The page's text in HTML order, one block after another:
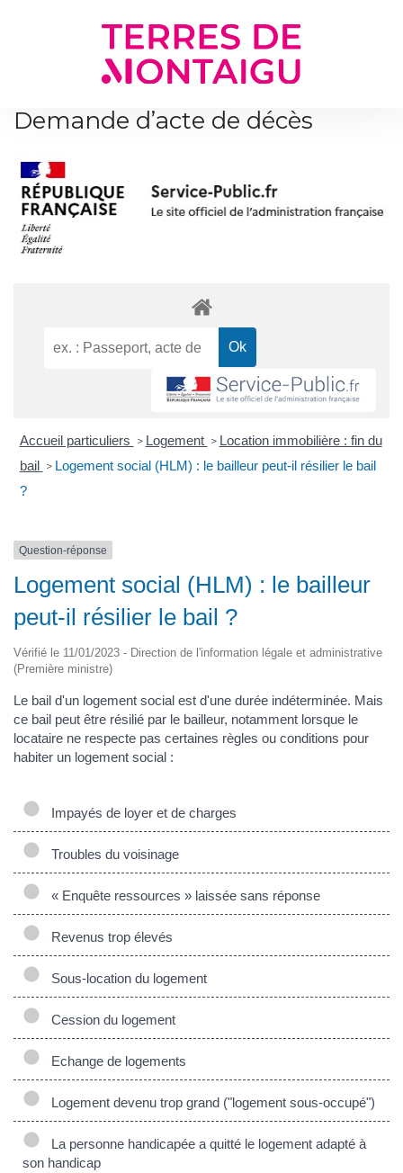
Demande d’acte de décès
Accueil particuliers > Logement > Location immobilière : fin du
bail > Logement social (HLM) : le bailleur peut-il résilier le bail
?
Question-réponse
Logement social (HLM) : le bailleur
peut-il résilier le bail ?
Vérifié le 11/01/2023 - Direction de l'information légale et administrative
(Première ministre)
Le bail d'un logement social est d'une durée indéterminée. Mais
ce bail peut être résilié par le bailleur, notamment lorsque le
locataire ne respecte pas certaines règles ou conditions pour
habiter un logement social :
Impayés de loyer et de charges
Troubles du voisinage
« Enquête ressources » laissée sans réponse
Revenus trop élevés
Sous-location du logement
Cession du logement
Echange de logements
Logement devenu trop grand ("logement sous-occupé")
La personne handicapée a quitté le logement adapté à
son handicap